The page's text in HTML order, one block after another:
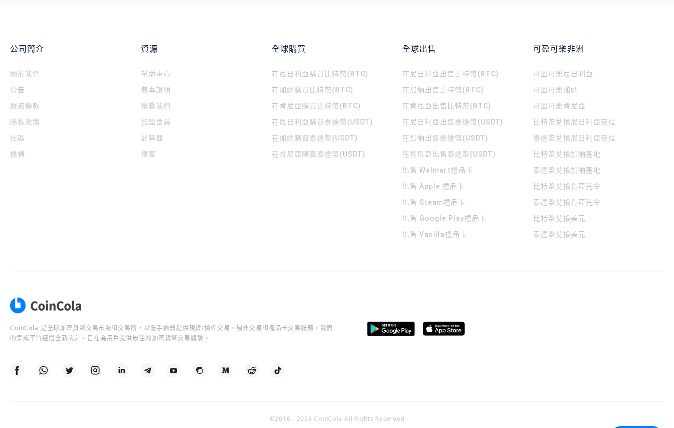
公司簡介
關於我們
公告
服務條款
隱私政策
社區
機構
資源
幫助中心
費率說明
聯繫我們
加盟會員
計算器
博客
全球購買
在尼日利亞購買比特幣(BTC)
在加納購買比特幣(BTC)
在肯尼亞購買比特幣(BTC)
在尼日利亞購買泰達幣(USDT)
在加納購買泰達幣(USDT)
在肯尼亞購買泰達幣(USDT)
全球出售
在尼日利亞出售比特幣(BTC)
在加納出售比特幣(BTC)
在肯尼亞出售比特幣(BTC)
在尼日利亞出售泰達幣(USDT)
在加納出售泰達幣(USDT)
在肯尼亞出售泰達幣(USDT)
出售 Walmart禮品卡
出售 Apple 禮品卡
出售 Steam禮品卡
出售 Google Play禮品卡
出售 Vanilla禮品卡
可盈可樂非洲
可盈可樂 尼日利亞
可盈可樂加納
可盈可樂肯尼亞
比特幣兌換尼日利亞奈拉
泰達幣兌換尼日利亞奈拉
比特幣兌換加納塞地
泰達幣兌換加納塞地
比特幣兌換肯亞先令
泰達幣兌換肯亞先令
比特幣兌換美元
泰達幣兌換美元
CoinCola 是全球加密貨幣交易市場和交易所，以低手續費提供現貨/槓桿交易、場外交易和禮品卡交易服務。我們
的集成平台經過全新設計，旨在為用戶提供最佳的加密貨幣交易體驗。
©2016 - 2026 CoinCola All Rights Reserved